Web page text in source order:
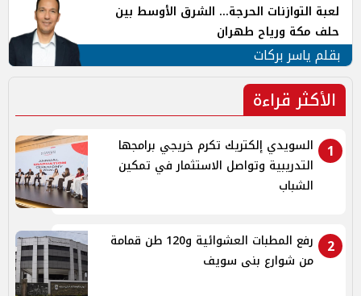
لعبة التوازنات الحرجة... الشرق الأوسط بين
حلف مكة ورياح طهران
بقلم ياسر بركات
الأكثر قراءة
1
السويدي إلكتريك تكرم خريجي برامجها
التدريبية وتواصل الاستثمار في تمكين
الشباب
2
رفع المطبات العشوائية و120 طن قمامة
من شوارع بنى سويف